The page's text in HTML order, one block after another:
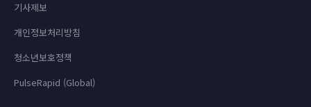
기사제보
개인정보처리방침
청소년보호정책
PulseRapid (Global)